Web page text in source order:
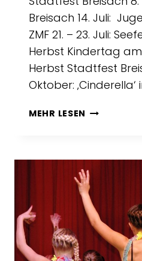
Breisach 14. Juli:
ZMF 21. – 23. Juli:
Herbst Kindertag
Herbst Stadtfest
Oktober: ‚Cinderella‘
MEHR LESEN NEUES